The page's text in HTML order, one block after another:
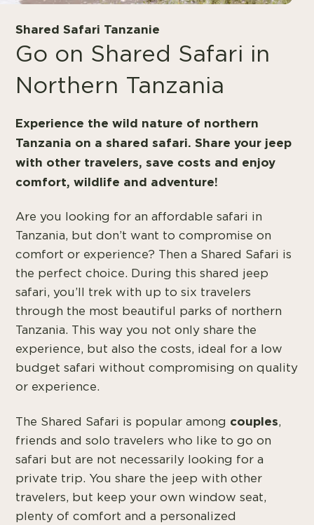
Shared Safari Tanzanie
Go on Shared Safari in
Northern Tanzania
Experience the wild nature of northern
Tanzania on a shared safari. Share your jeep
with other travelers, save costs and enjoy
comfort, wildlife and adventure!
Are you looking for an affordable safari in
Tanzania, but don’t want to compromise on
comfort or experience? Then a Shared Safari is
the perfect choice. During this shared jeep
safari, you’ll trek with up to six travelers
through the most beautiful parks of northern
Tanzania. This way you not only share the
experience, but also the costs, ideal for a low
budget safari without compromising on quality
or experience.
The Shared Safari is popular among couples,
friends and solo travelers who like to go on
safari but are not necessarily looking for a
private trip. You share the jeep with other
travelers, but keep your own window seat,
plenty of comfort and a personalized